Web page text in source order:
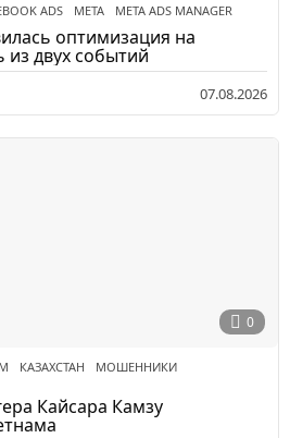
ADS ,META ,META ADS MANAGER
оптимизация на
из двух событий
07.08.2026
0
,КАЗАХСТАН ,МОШЕННИКИ
Кайсара Камзу